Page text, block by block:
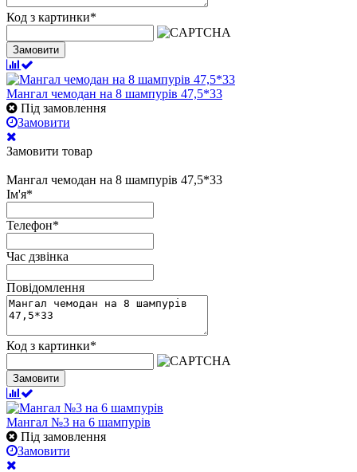
Код з картинки*
Замовити
Мангал чемодан на 8 шампурів 47,5*33
Під замовлення
Замовити
Замовити товар
Мангал чемодан на 8 шампурів 47,5*33
Ім'я*
Телефон*
Час дзвінка
Повідомлення
Код з картинки*
Замовити
Мангал №3 на 6 шампурів
Під замовлення
Замовити